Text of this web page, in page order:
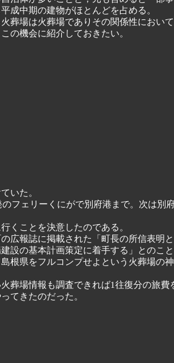
成中期の建物がほとんどを占める。
葬場は火葬場でありその関係性において
の機会に紹介しておきたい。
いた。
フェリーくにがで別府港まで。次は別
くことを決意したのである。
広報誌に掲載された「町長の所信表明
設の基本計画策定に着手する」とのこと
根県をフルコンプせよという火葬場の
葬場情報も調査できれば1往復分の旅費
てきたのだった。